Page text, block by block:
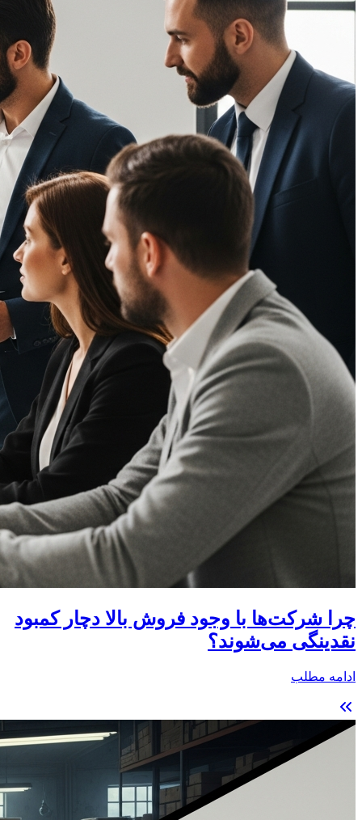
چرا شرکت‌ها با وجود فروش بالا دچار کمبود
نقدینگی می‌شوند؟
ادامه مطلب